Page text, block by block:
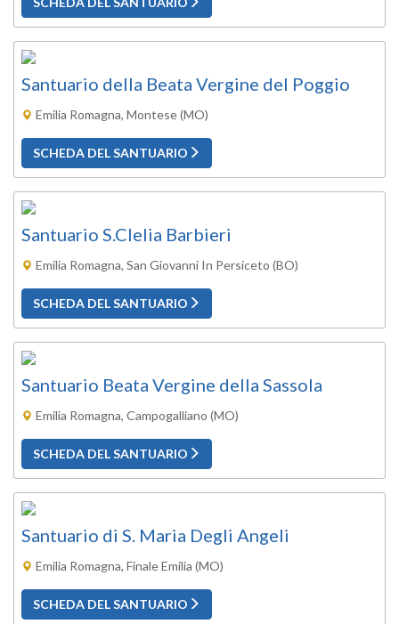
Santuario della Beata Vergine del Poggio
Emilia Romagna, Montese (MO)
SCHEDA DEL SANTUARIO
Santuario S.Clelia Barbieri
Emilia Romagna, San Giovanni In Persiceto (BO)
SCHEDA DEL SANTUARIO
Santuario Beata Vergine della Sassola
Emilia Romagna, Campogalliano (MO)
SCHEDA DEL SANTUARIO
Santuario di S. Maria Degli Angeli
Emilia Romagna, Finale Emilia (MO)
SCHEDA DEL SANTUARIO